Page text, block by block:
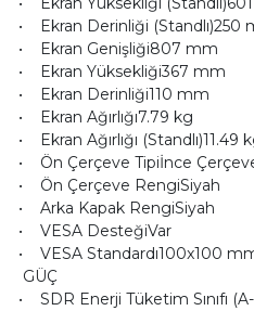
• Ekran Derinliği (Standlı)250
• Ekran Genişliği807 mm
• Ekran Yüksekliği367 mm
• Ekran Derinliği110 mm
• Ekran Ağırlığı7.79 kg
• Ekran Ağırlığı (Standlı)11.49
• Ön Çerçeve Tipiİnce
• Ön Çerçeve RengiSiyah
• Arka Kapak RengiSiyah
• VESA DesteğiVar
• VESA Standardı100x100
GÜÇ
• SDR Enerji Tüketim Sınıfı